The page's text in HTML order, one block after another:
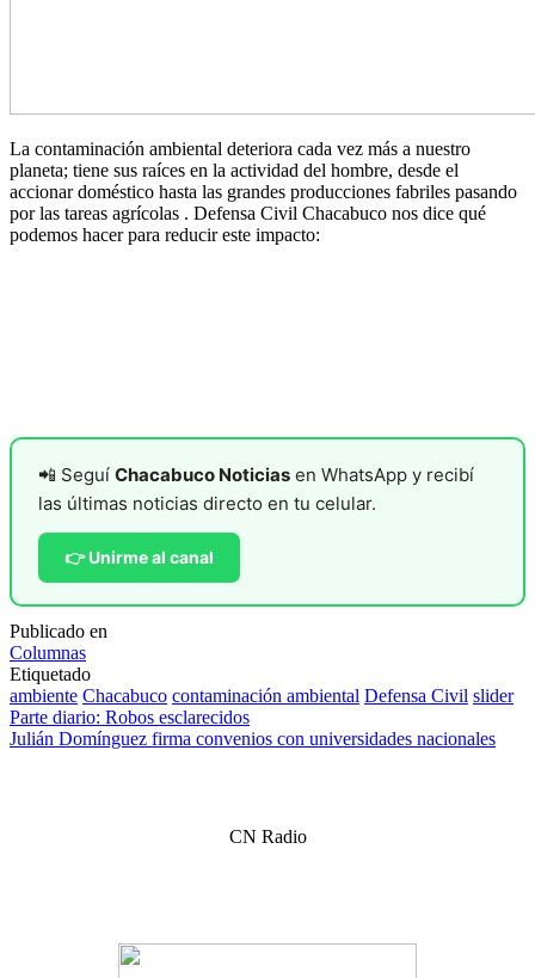
La contaminación ambiental deteriora cada vez más a nuestro
planeta; tiene sus raíces en la actividad del hombre, desde el
accionar doméstico hasta las grandes producciones fabriles pasando
por las tareas agrícolas . Defensa Civil Chacabuco nos dice qué
podemos hacer para reducir este impacto:
📲 Seguí Chacabuco Noticias en WhatsApp y recibí
las últimas noticias directo en tu celular.
👉 Unirme al canal
Publicado en
Columnas
Etiquetado
ambiente Chacabuco contaminación ambiental Defensa Civil slider
Navegación
de
Parte diario: Robos esclarecidos
Julián Domínguez firma convenios con universidades nacionales
CN Radio